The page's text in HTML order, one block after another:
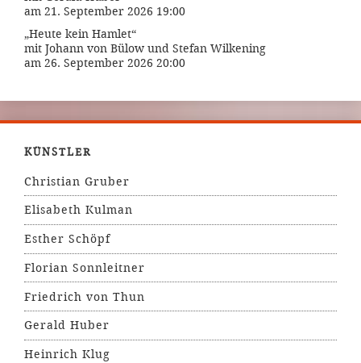
am 21. September 2026 19:00
„Heute kein Hamlet“
mit Johann von Bülow und Stefan Wilkening
am 26. September 2026 20:00
KÜNSTLER
Christian Gruber
Elisabeth Kulman
Esther Schöpf
Florian Sonnleitner
Friedrich von Thun
Gerald Huber
Heinrich Klug